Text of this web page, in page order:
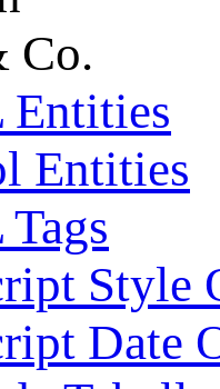
Co.
Entities
Style
Date